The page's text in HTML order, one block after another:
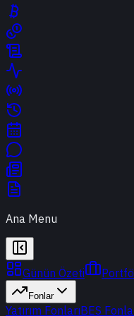
Ana Menu
Günün Özeti
Fonlar
Yatırım FonlarıBES